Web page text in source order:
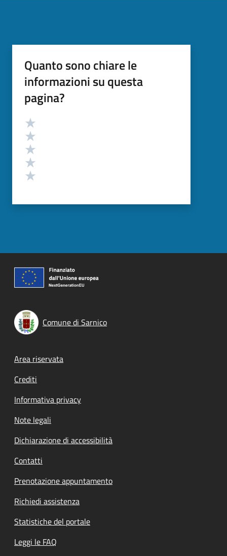
Quanto sono chiare le
informazioni su questa
pagina?
Valutazione
Comune di Sarnico
Footer menu
Area riservata
Crediti
Informativa privacy
Note legali
Dichiarazione di accessibilità
Contatti
Prenotazione appuntamento
Richiedi assistenza
Statistiche del portale
Leggi le FAQ